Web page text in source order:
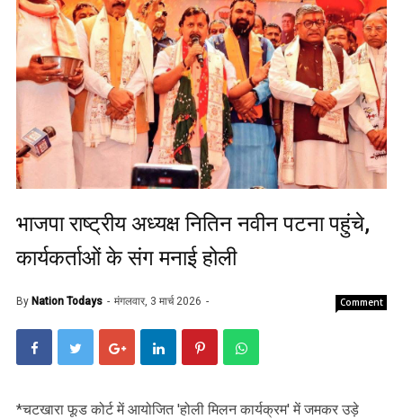
भाजपा राष्ट्रीय अध्यक्ष नितिन नवीन पटना पहुंचे,
कार्यकर्ताओं के संग मनाई होली
By Nation Todays मंगलवार, 3 मार्च 2026 Comment
‎*चटखारा फूड कोर्ट में आयोजित 'होली मिलन कार्यक्रम' में जमकर उड़े